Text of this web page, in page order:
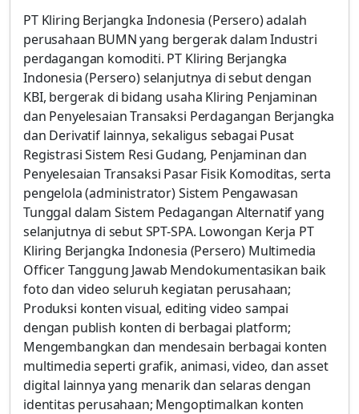
PT Kliring Berjangka Indonesia (Persero) adalah
perusahaan BUMN yang bergerak dalam Industri
perdagangan komoditi. PT Kliring Berjangka
Indonesia (Persero) selanjutnya di sebut dengan
KBI, bergerak di bidang usaha Kliring Penjaminan
dan Penyelesaian Transaksi Perdagangan Berjangka
dan Derivatif lainnya, sekaligus sebagai Pusat
Registrasi Sistem Resi Gudang, Penjaminan dan
Penyelesaian Transaksi Pasar Fisik Komoditas, serta
pengelola (administrator) Sistem Pengawasan
Tunggal dalam Sistem Pedagangan Alternatif yang
selanjutnya di sebut SPT-SPA. Lowongan Kerja PT
Kliring Berjangka Indonesia (Persero) Multimedia
Officer Tanggung Jawab Mendokumentasikan baik
foto dan video seluruh kegiatan perusahaan;
Produksi konten visual, editing video sampai
dengan publish konten di berbagai platform;
Mengembangkan dan mendesain berbagai konten
multimedia seperti grafik, animasi, video, dan asset
digital lainnya yang menarik dan selaras dengan
identitas perusahaan; Mengoptimalkan konten